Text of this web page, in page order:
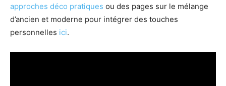
approches déco pratiques ou des pages sur le mélange
d’ancien et moderne pour intégrer des touches
personnelles ici.